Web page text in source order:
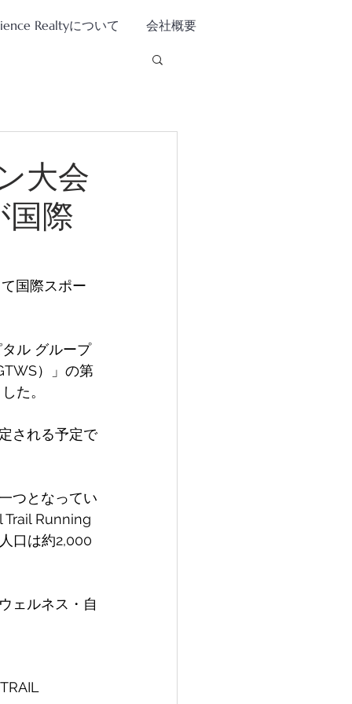
Realtyについて 会社概要
大会
国際
国際スポー
ル グループ
）」の第
た。
される予定で
つとなってい
Running
口は約2,000
ェルネス・自